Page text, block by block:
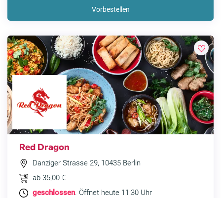
Vorbestellen
Red Dragon
Danziger Strasse 29, 10435 Berlin
ab 35,00 €
geschlossen. Öffnet heute 11:30 Uhr